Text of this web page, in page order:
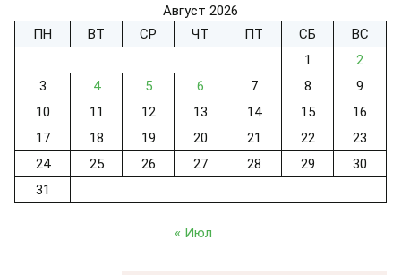
Август 2026
ПН
ВТ СР ЧТ ПТ СБ
ВС
1
2
3
4 5 6 7 8
9
10
11 12 13 14 15
16
17
18 19 20 21 22
23
24
25 26 27 28 29
30
31
« Июл